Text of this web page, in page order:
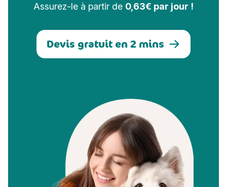
Assurez-le à partir de 0,63€ par jour !
Devis gratuit en 2 mins